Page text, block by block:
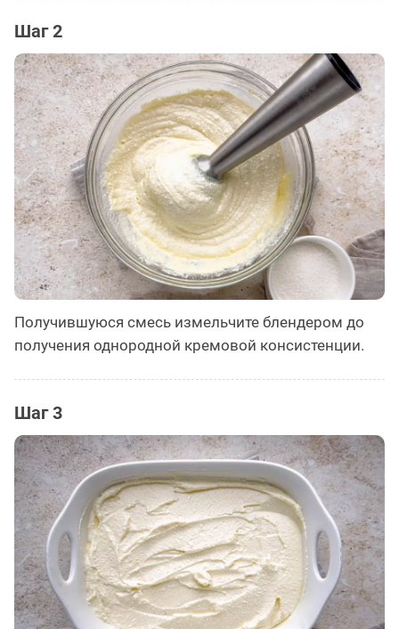
Шаг 2
Получившуюся смесь измельчите блендером до
получения однородной кремовой консистенции.
Шаг 3